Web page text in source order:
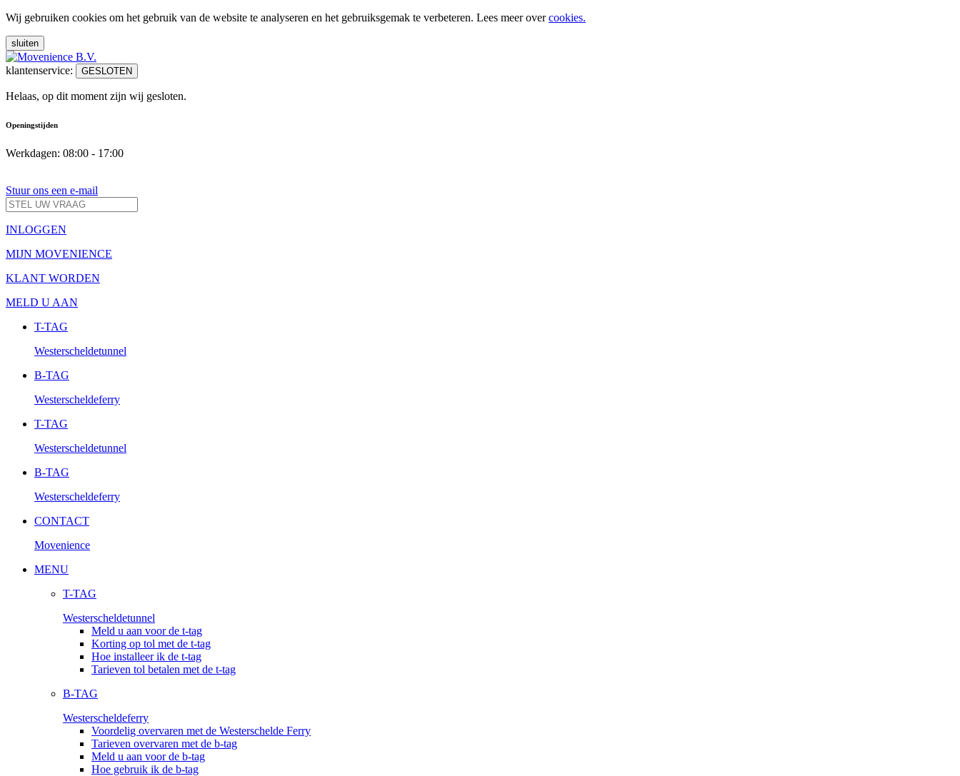
Wij gebruiken cookies om het gebruik van de website te analyseren en het gebruiksgemak te verbeteren. Lees meer overcookies.
sluiten
klantenservice: GESLOTEN
Helaas, op dit moment zijn wij gesloten.
Openingstijden
Werkdagen: 08:00 - 17:00
Stuur ons een e-mail
INLOGGEN
MIJN MOVENIENCE
KLANT WORDEN
MELD U AAN
T-TAG
Westerscheldetunnel
B-TAG
Westerscheldeferry
T-TAG
Westerscheldetunnel
B-TAG
Westerscheldeferry
CONTACT
Movenience
MENU
T-TAG
Westerscheldetunnel
Meld u aan voor de t-tag
Korting op tol met de t-tag
Hoe installeer ik de t-tag
Tarieven tol betalen met de t-tag
B-TAG
Westerscheldeferry
Voordelig overvaren met de Westerschelde Ferry
Tarieven overvaren met de b-tag
Meld u aan voor de b-tag
Hoe gebruik ik de b-tag